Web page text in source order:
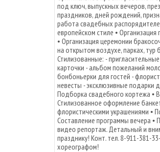
под ключ, выпускных вечеров,
праздников, дней рождений,
работа свадебных
европейском стиле •
• Организация церемонии
на открытом воздухе, парках,
Стилизованные: -
карточки - альбом пожеланий
бонбоньерки для гостей -
невесты - эксклюзивные подарки
Подборка свадебного кортежа •
Стилизованное оформление
флористическими украшениями •
Составление программы вечера
видео репортаж. Детальный и
празднику! Конт. тел. 8-911-381-
хореографом!